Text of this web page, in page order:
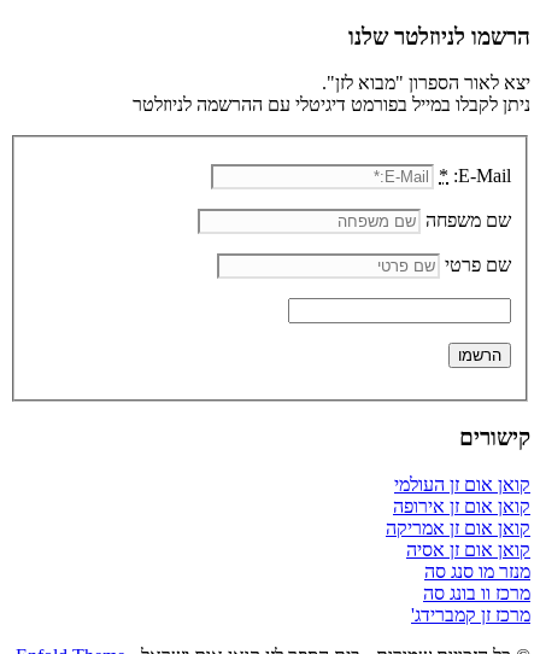
הרשמו לניוזלטר שלנו
יצא לאור הספרון "מבוא לזן".
ניתן לקבלו במייל בפורמט דיגיטלי עם ההרשמה לניוזלטר
E-Mail:
*
שם משפחה
שם פרטי
קישורים
קואן אום זן העולמי
קואן אום זן אירופה
קואן אום זן אמריקה
קואן אום זן אסיה
מנזר מו סנג סה
מרכז וו בונג סה
מרכז זן קמברידג'